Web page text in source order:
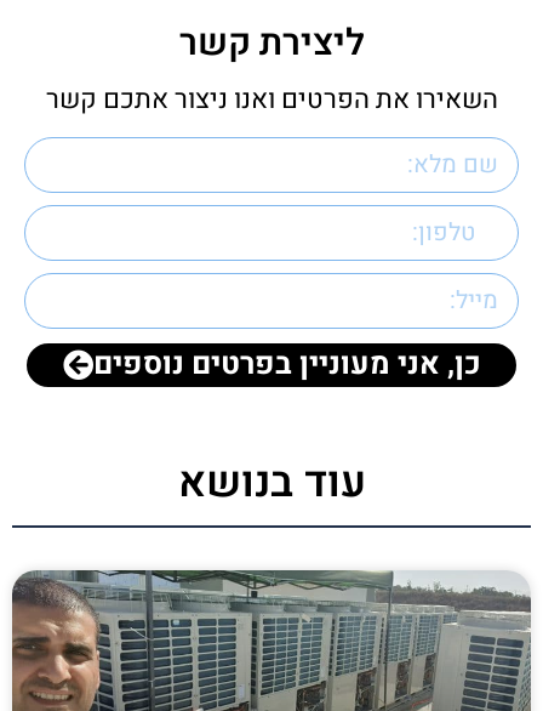
ליצירת קשר
השאירו את הפרטים ואנו ניצור אתכם קשר
כן, אני מעוניין בפרטים נוספים
עוד בנושא